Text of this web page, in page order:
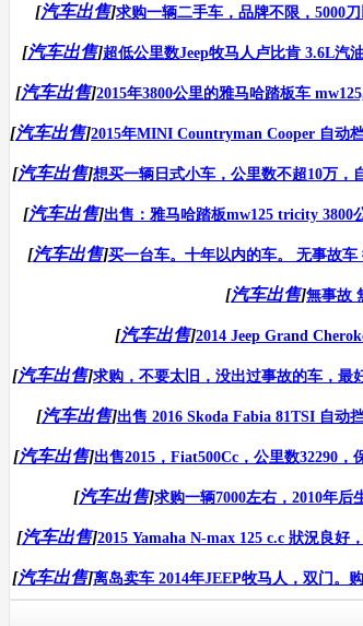
[汽车出售]求购一辆二手车，品牌不限，5000
[汽车出售]超低公里数Jeep牧马人卢比肯 3.6L汽
[汽车出售]2015年3800公里的雅马哈踏板车
[汽车出售]2015年MINI Countryman Cooper 自动
[汽车出售]想买一辆日式小车，公里数不超10万，
[汽车出售]出售：雅马哈踏板mw125 tricity 3800
[汽车出售]买一台车。十年以内的车。 无事故车
[汽车出售]無事故
[汽车出售]2014 Jeep Grand
[汽车出售]求购，不要太旧，没出过事故的车，最
[汽车出售]出售 2016 Skoda Fabia 81TSI 自动
[汽车出售]出售2015，Fiat500Cc，公里数32290
[汽车出售]求购一辆7000左右，2010年后
[汽车出售]2015 Yamaha N-max 125 c.c 狀況良
[汽车出售]离岛卖车 2014年JEEP牧马人，双门。